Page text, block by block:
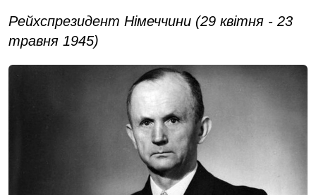
Рейхспрезидент Німеччини (29 квітня - 23
травня 1945)